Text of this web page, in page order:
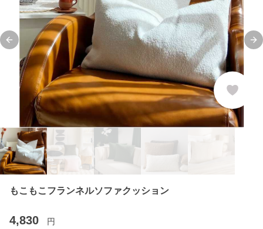
Previous slide
もこもこフランネルソファクッション
4,830 円